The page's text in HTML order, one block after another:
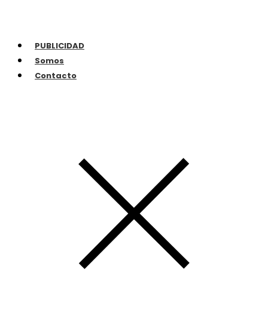
PUBLICIDAD
Somos
Contacto